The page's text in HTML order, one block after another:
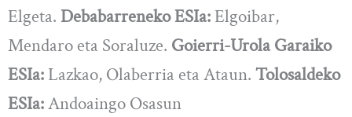
Elgeta. Debabarreneko ESIa:Elgoibar,
Mendaro eta Soraluze. Goierri-Urola Garaiko
ESIa: Lazkao, Olaberria eta Ataun. Tolosaldeko
ESIa:Andoaingo Osasun